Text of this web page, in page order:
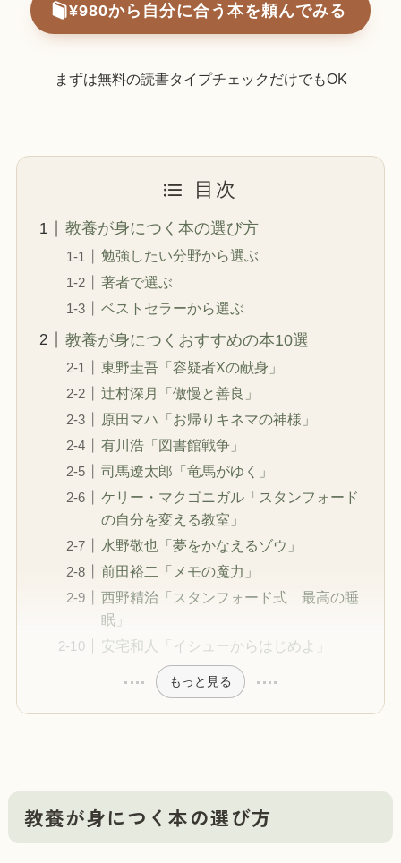
¥980から自分に合う本を頼んでみる
まずは無料の読書タイプチェックだけでもOK
目次
教養が身につく本の選び方
勉強したい分野から選ぶ
著者で選ぶ
ベストセラーから選ぶ
教養が身につくおすすめの本10選
東野圭吾「容疑者Xの献身」
辻村深月「傲慢と善良」
原田マハ「お帰りキネマの神様」
有川浩「図書館戦争」
司馬遼太郎「竜馬がゆく」
ケリー・マクゴニガル「スタンフォード
の自分を変える教室」
水野敬也「夢をかなえるゾウ」
前田裕二「メモの魔力」
西野精治「スタンフォード式 最高の睡
眠」
安宅和人「イシューからはじめよ」
もっと見る
教養が身につく本の選び方